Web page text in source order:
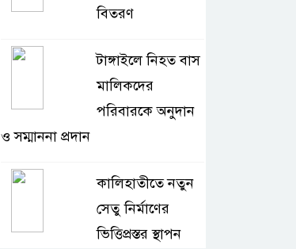
বিতরণ
টাঙ্গাইলে নিহত বাস
মালিকদের
পরিবারকে অনুদান
ও সম্মাননা প্রদান
কালিহাতীতে নতুন
সেতু নির্মাণের
ভিত্তিপ্রস্তর স্থাপন